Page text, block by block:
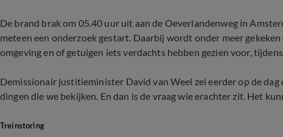
De brand brak om 05.40 uur uit aan de Oeverlandenweg in
meteen een onderzoek gestart. Daarbij wordt onder meer
omgeving en of getuigen iets verdachts hebben gezien voor,
Demissionair justitieminister David van Weel zei eerder op de
dingen die we bekijken. En dan is de vraag wie erachter zit. Het
Treinstoring